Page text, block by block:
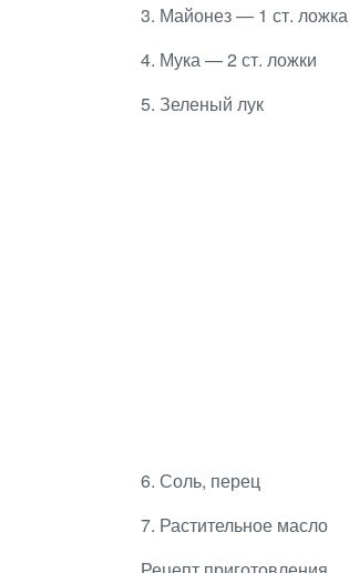
3. Майонез — 1 ст. ложка
4. Мука — 2 ст. ложки
5. Зеленый лук
6. Соль, перец
7. Растительное масло